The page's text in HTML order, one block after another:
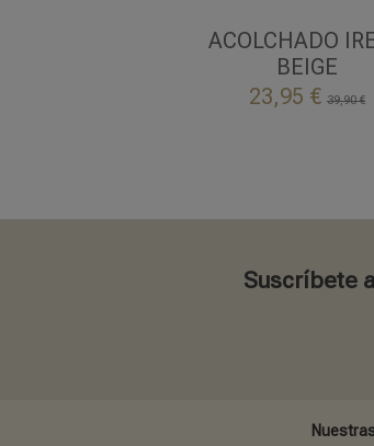
ACOLCHADO
BEIGE
23,95 €39,90 €
BEIGE
 Añadir al carrito
Suscríbete